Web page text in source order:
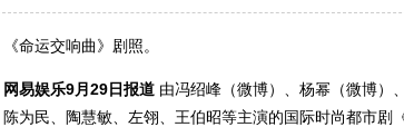
《命运交响曲》剧照。
网易娱乐9月29日报道 由冯绍峰（微博）、杨幂（微博）
陈为民、陶慧敏、左翎、王伯昭等主演的国际时尚都市剧